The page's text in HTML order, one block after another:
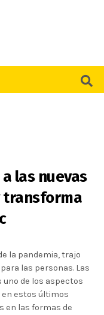
las nuevas
transforma
la pandemia, trajo
las personas. Las
uno de los aspectos
en estos últimos
en las formas de